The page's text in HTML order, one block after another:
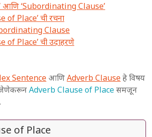
आणि ‘Subordinating Clause’
of Place’ ची रचना
Clause
of Place’ ची उदाहरणे
Sentence आणिAdverb Clauseहे विषय
जेणेकरूनAdverb Clause of Placeसमजून
of Place